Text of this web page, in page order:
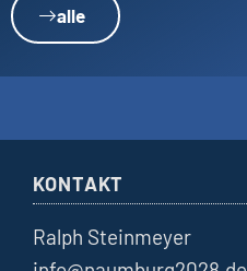
alle
KONTAKT
Ralph Steinmeyer